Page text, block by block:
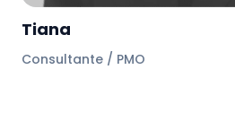
Tiana
Consultante / PMO